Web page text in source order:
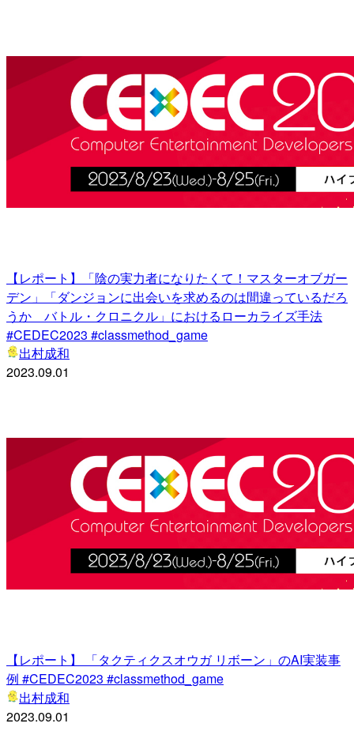
【レポート】「陰の実力者になりたくて！マスターオブガー
デン」「ダンジョンに出会いを求めるのは間違っているだろ
うか バトル・クロニクル」におけるローカライズ手法
#CEDEC2023 #classmethod_game
出村成和
2023.09.01
【レポート】 「タクティクスオウガ リボーン」のAI実装事
例 #CEDEC2023 #classmethod_game
出村成和
2023.09.01